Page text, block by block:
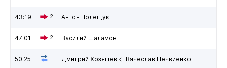
43:19 2 Антон Полещук
47:01 2 Василий Шаламов
50:25 Дмитрий Хозяшев ⇐ Вячеслав Нечвиенко